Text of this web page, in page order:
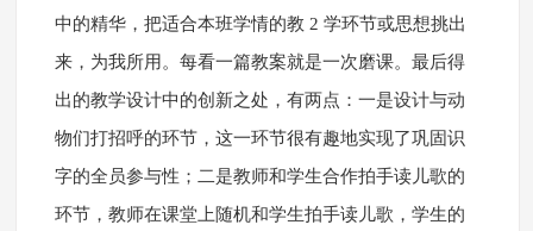
中的精华，把适合本班学情的教 2 学环节或思想挑出
来，为我所用。每看一篇教案就是一次磨课。最后得
出的教学设计中的创新之处，有两点：一是设计与动
物们打招呼的环节，这一环节很有趣地实现了巩固识
字的全员参与性；二是教师和学生合作拍手读儿歌的
环节，教师在课堂上随机和学生拍手读儿歌，学生的